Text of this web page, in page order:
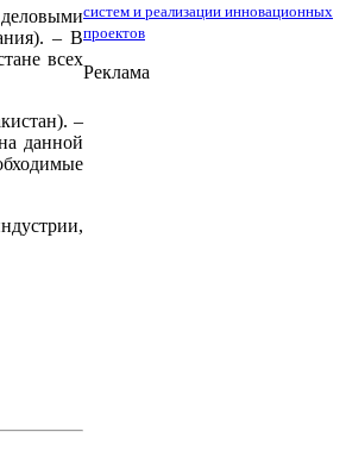
– В
всех
–
данной
систем и реализации инновационных
проектов
Реклама